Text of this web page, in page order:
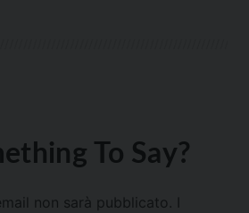
To Say?
non sarà pubblicato.